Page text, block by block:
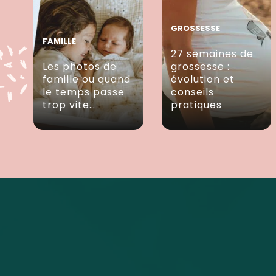
FAMILLE
Les photos de
famille ou quand
le temps passe
trop vite…
GROSSESSE
27 semaines de
grossesse :
évolution et
conseils
pratiques